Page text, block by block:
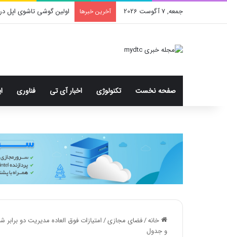
جمعه, 7 آگوست 2026 آخرین خبرها اولین گوشی تاشوی اپل
صفحه نخست تکنولوژی اخبار آی تی فناوری
خانه/فضای مجازی/امتیازات فوق العاده مدیریت دو
و جدول